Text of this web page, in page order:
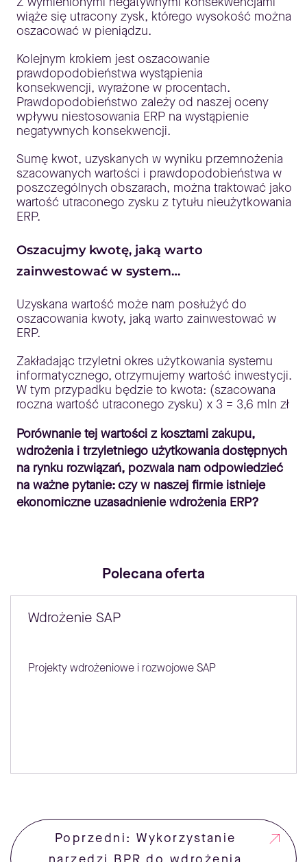
wiąże się utracony zysk, którego wysokość można
oszacować w pieniądzu.
Kolejnym krokiem jest oszacowanie
prawdopodobieństwa wystąpienia
konsekwencji, wyrażone w procentach.
Prawdopodobieństwo zależy od naszej oceny
wpływu niestosowania ERP na wystąpienie
negatywnych konsekwencji.
Sumę kwot, uzyskanych w wyniku przemnożenia
szacowanych wartości i prawdopodobieństwa w
poszczególnych obszarach, można traktować jako
wartość utraconego zysku z tytułu nieużytkowania
ERP.
Oszacujmy kwotę, jaką warto
zainwestować w system…
Uzyskana wartość może nam posłużyć do
oszacowania kwoty, jaką warto zainwestować w
ERP.
Zakładając trzyletni okres użytkowania systemu
informatycznego, otrzymujemy wartość inwestycji.
W tym przypadku będzie to kwota: (szacowana
roczna wartość utraconego zysku) x 3 = 3,6 mln zł
Porównanie tej wartości z kosztami zakupu,
wdrożenia i trzyletniego użytkowania dostępnych
na rynku rozwiązań, pozwala nam odpowiedzieć
na ważne pytanie: czy w naszej firmie istnieje
ekonomiczne uzasadnienie wdrożenia ERP?
Polecana oferta
Wdrożenie SAP
Projekty wdrożeniowe i rozwojowe SAP
Poprzedni: Wykorzystanie